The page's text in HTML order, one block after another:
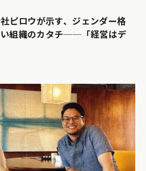
ピロウが示す、ジェンダー格
い組織のカタチ──「経営はデ